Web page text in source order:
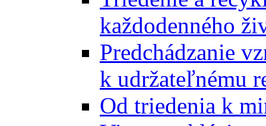
každodenného
Predchádzanie
k udržateľnému
Od triedenia k